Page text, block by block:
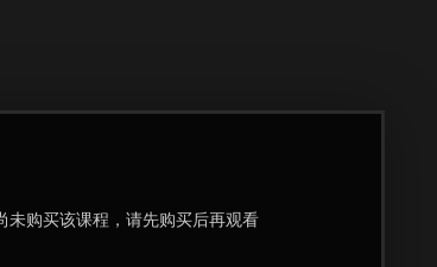
未购买该课程，请先购买后再观看